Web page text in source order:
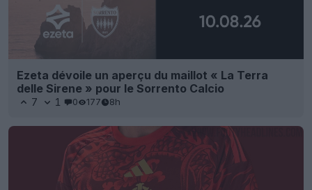
Ezeta dévoile un aperçu du maillot « La Terra
delle Sirene » pour le Sorrento Calcio
7 1 0 177 8h